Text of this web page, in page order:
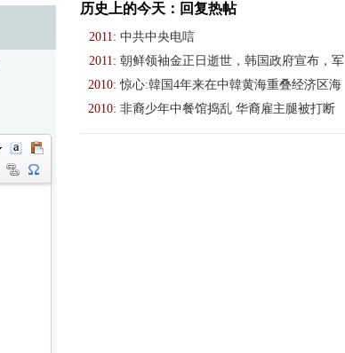
历史上的今天：回复热帖
2011: 中共中央电唁
2011: 朝鲜领袖金正日逝世，韩国政府宣布，军
2010: 惊心:韓国4年来在中韓黄海重叠经济区海
2010: 非裔少年中餐馆捣乱 华裔雇主腿被打断